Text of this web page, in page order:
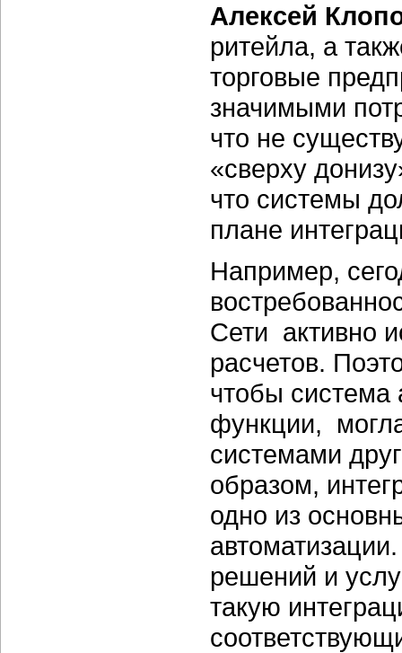
Алексей
ритейла, а
торговые
значимыми
что не
«сверху
что системы
плане
Например,
Сети активно
расчетов.
чтобы система
функции,
системами
образом,
одно из
решений и
такую